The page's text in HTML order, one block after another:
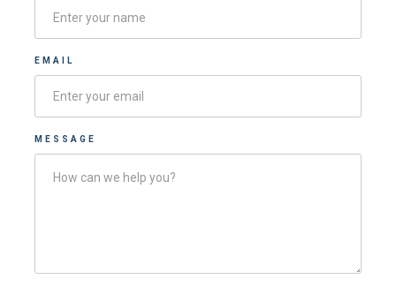
EMAIL
MESSAGE